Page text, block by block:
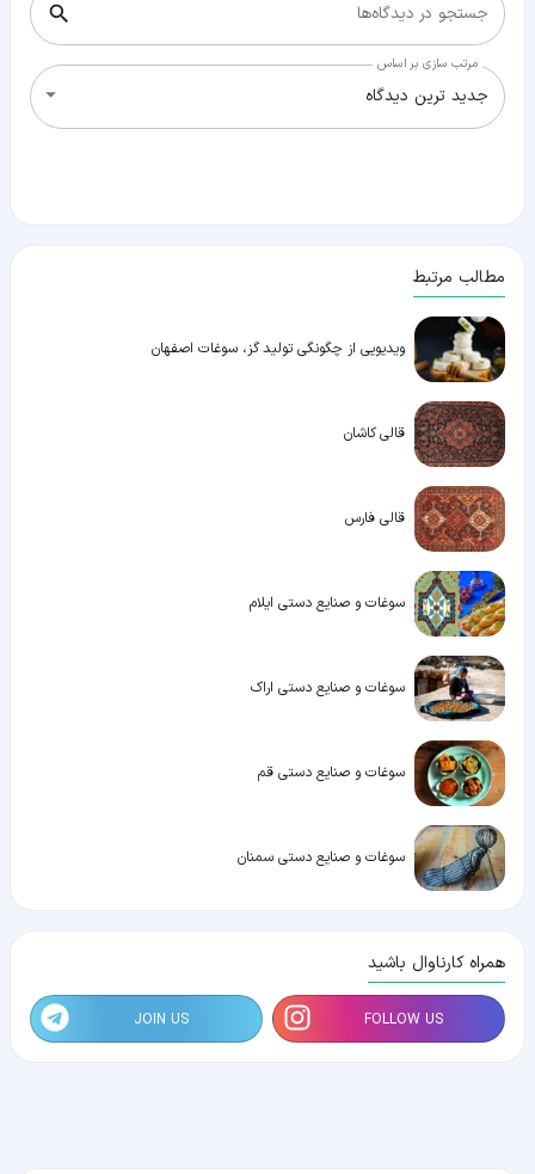
جستجو در دیدگاه‌ها
مرتب سازی بر اساس
جدید ترین دیدگاه
مطالب مرتبط
ویدیویی از چگونگی تولید گز، سوغات اصفهان
قالی کاشان
قالی فارس
سوغات و صنایع دستی ایلام
سوغات و صنایع دستی اراک
سوغات و صنایع دستی قم
سوغات و صنایع دستی سمنان
همراه کارناوال باشید
FOLLOW US
JOIN US